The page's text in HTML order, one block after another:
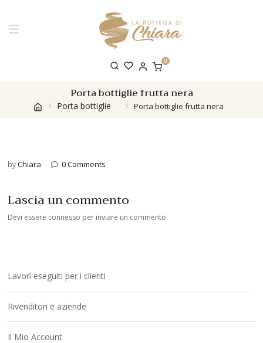
0
Porta bottiglie frutta nera
Porta bottiglie Porta bottiglie frutta nera
byChiara 0 Comments
Lascia un commento
Devi essere connesso per inviare un commento.
Lavori eseguiti per i clienti
Rivenditori e aziende
Il Mio Account